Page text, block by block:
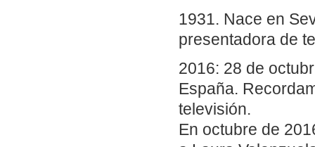
1931. Nace en
presentadora de
2016: 28 de
España.
televisión.
En octubre de